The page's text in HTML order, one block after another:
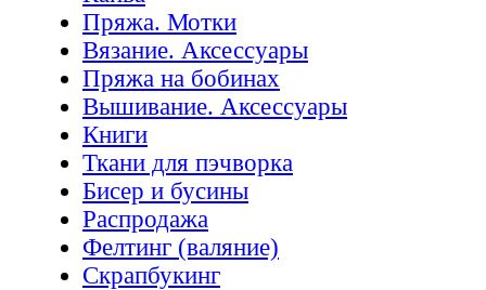
Пряжа. Мотки
Вязание. Аксессуары
Пряжа на бобинах
Вышивание. Аксессуары
Книги
Ткани для пэчворка
Бисер и бусины
Распродажа
Фелтинг (валяние)
Скрапбукинг